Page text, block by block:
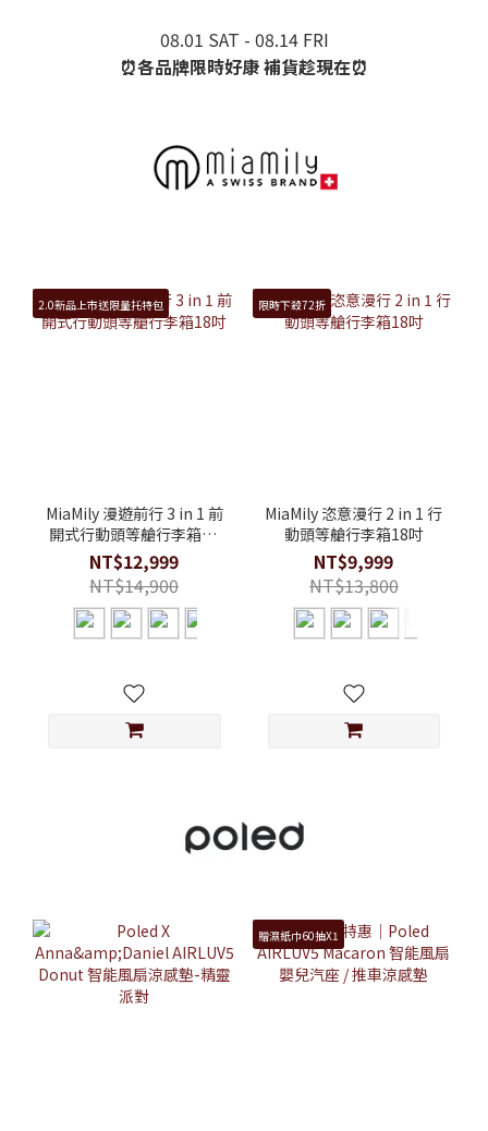
08.01 SAT - 08.14 FRI
⏰各品牌限時好康 補貨趁現在⏰
2.0新品上市送限量托特包
MiaMily 漫遊前行 3 in 1 前
開式行動頭等艙行李箱18
吋
NT$12,999
NT$14,900
限時下殺72折
MiaMily 恣意漫行 2 in 1 行
動頭等艙行李箱18吋
NT$9,999
NT$13,800
贈濕紙巾60抽X1